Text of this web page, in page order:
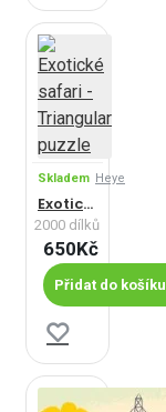
Skladem Heye
Exotické safari - Triangular puzzle
2000 dílků
650Kč
Přidat do košíku